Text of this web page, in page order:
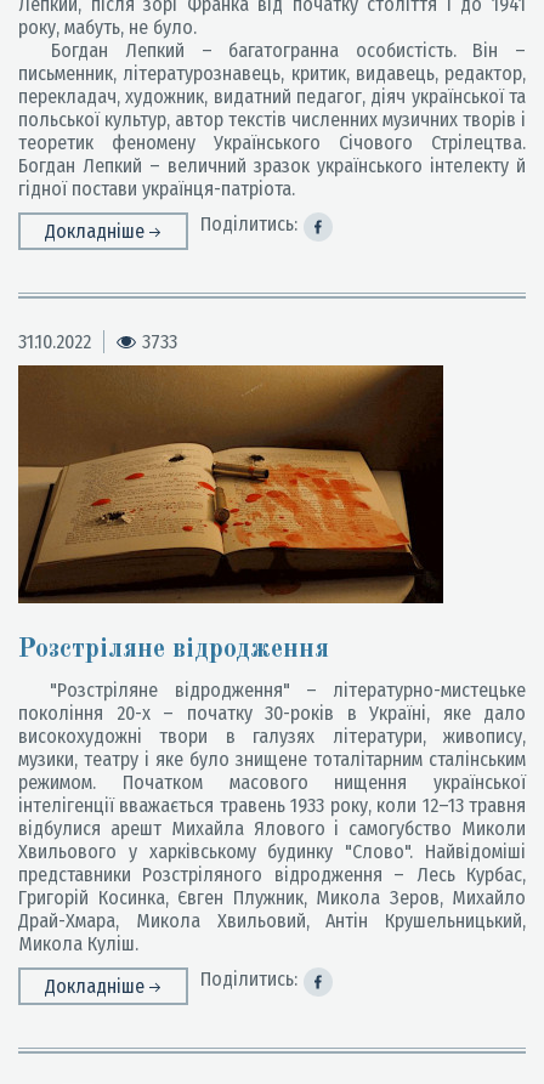
року, мабуть, не було.
Богдан Лепкий – багатогранна особистість. Він –
письменник, літературознавець, критик, видавець, редактор,
перекладач, художник, видатний педагог, діяч української та
польської культур, автор текстів численних музичних творів і
теоретик феномену Українського Січового Стрілецтва.
Богдан Лепкий – величний зразок українського інтелекту й
гідної постави українця-патріота.
Докладніше
Поділитись:
31.10.2022 3733
Розстріляне відродження
"Розстріляне відродження" – літературно-мистецьке
покоління 20-х – початку 30-років в Україні, яке дало
високохудожні твори в галузях літератури, живопису,
музики, театру і яке було знищене тоталітарним сталінським
режимом. Початком масового нищення української
інтелігенції вважається травень 1933 року, коли 12–13 травня
відбулися арешт Михайла Ялового і самогубство Миколи
Хвильового у харківському будинку "Слово". Найвідоміші
представники Розстріляного відродження – Лесь Курбас,
Григорій Косинка, Євген Плужник, Микола Зеров, Михайло
Драй-Хмара, Микола Хвильовий, Антін Крушельницький,
Микола Куліш.
Докладніше
Поділитись: